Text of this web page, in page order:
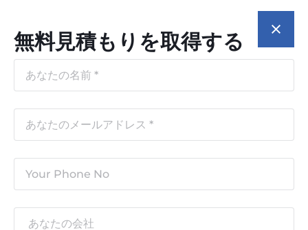
無料見積もりを取得する